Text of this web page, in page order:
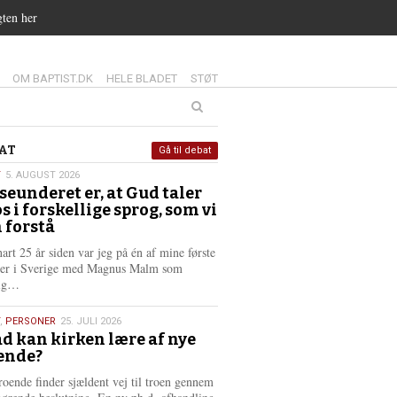
her
14.0:
OM BAPTIST.DK 15.0:
HELE BLADET 16.0:
STØT
5. AUGUST 2026
er, at Gud taler
i forskellige sprog, som vi
forstå
25 år siden var jeg på én af mine første
i Sverige med Magnus Malm som
s
m
e
r
e
, PERSONER 25. JULI 2026
kan kirken lære af nye
finder sjældent vej til troen gennem
Gå til debat